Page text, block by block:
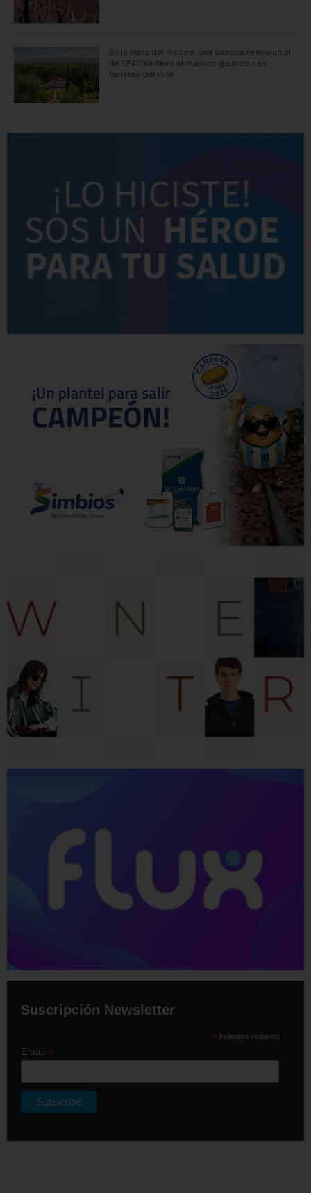
En la cuna del Malbec: una casona neocolonial
de 1940 se llevó el máximo galardón en
turismo del vino
Suscripción Newsletter
* indicates required
Email *